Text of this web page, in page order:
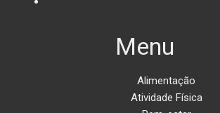
Menu
Alimentação
Atividade Física